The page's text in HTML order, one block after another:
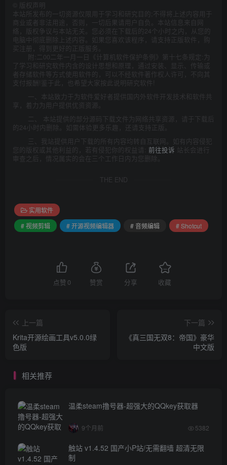
版权声明
本站所发布的一切资源仅限用于学习和研究目的;不得将上述内容用于
商业或者非法用途，否则，一切后果请用户自负。本站信息来自网
络，版权争议与本站无关。您必须在下载后的24个小时之内，从您的
电脑中彻底删除上述内容。如果您喜欢该程序，请支持正版软件，购
买注册，得到更好的正版服务。
附:二00二年一月一日《计算机软件保护条例》第十七条规定:为
了学习和研究软件内含的设计思想和原理，通过安装、显示、传输或
者存储软件等方式使用软件的，可以不经软件著作权人许可，不向其
支付报酬!鉴于此，也希望大家按此说明研究软件!
一、本站致力于为软件爱好者提供国内外软件开发技术和软件共
享，着力为用户提供优资资源。
二、 本站提供的部分源码下载文件为网络共享资源，请于下载后
的24小时内删除。如需体验更多乐趣，还请支持正版。
三、我站提供用户下载的所有内容均转自互联网。如有内容侵犯
您的版权或其他利益的，若有侵犯你的权益请: 前往投诉 站长会进行
审查之后，情况属实的会在三个工作日内为您删除。
THE END
实用软件
# 视频剪辑
# 开源视频编辑器 # 音频编辑 # Shotcut
点赞 0 赞赏 分享 收藏
上一篇
Krita开源绘画工具v5.0.0绿
色版
下一篇
《真三国无双8：帝国》豪华
中文版
相关推荐
温柔steam撸号器-超强大的QQkey获取器
9个月前 5382
触站 v1.4.52 国产小P站/无需翻墙 超清无限
制